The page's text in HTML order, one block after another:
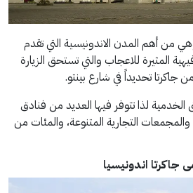
من أهم المدن الاندونيسية التي تقدم
المثيرة للاعجاب والتي تستحق الزيارة
جاكرتا تحديداً في شارع بينتو.
الخدمية لذا تتوفر فيها العديد من فنادق
والمجمعات التجارية المتنوعة، والمئات من
جاكرتا اندونيسيا